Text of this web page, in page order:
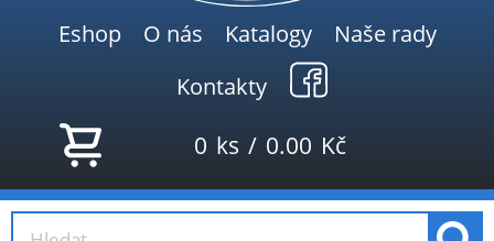
Eshop O nás Katalogy
Naše rady
Kontakty
0 ks / 0.00 Kč